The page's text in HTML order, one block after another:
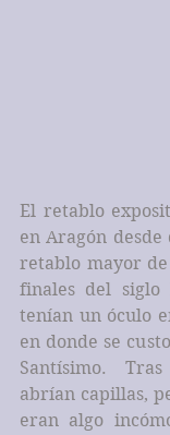
El retablo
en Aragón
retablo mayor de
finales del siglo
tenían un óculo
en donde se
Santísimo.
abrían capillas,
eran algo